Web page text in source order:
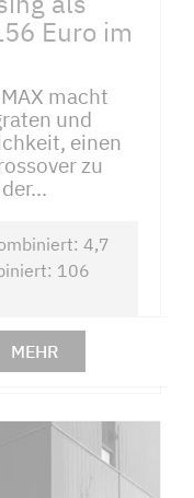
Euro im
macht
und
einen
zu
4,7
106
MEHR